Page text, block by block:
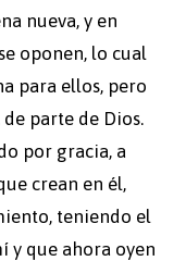
nueva, y en
oponen, lo cual
para ellos, pero
de parte de Dios.
por gracia, a
crean en él,
teniendo el
y que ahora oyen